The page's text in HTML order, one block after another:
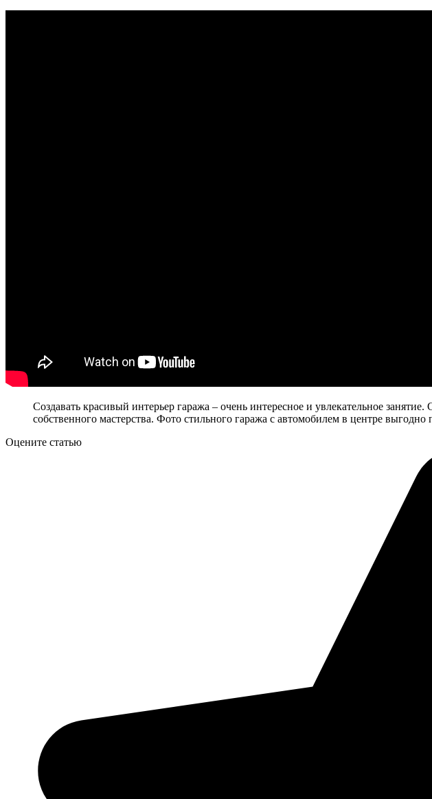
Создавать красивый интерьер гаража – очень интересное и увлекательное
собственного мастерства. Фото стильного гаража с автомобилем в центре
Оцените статью